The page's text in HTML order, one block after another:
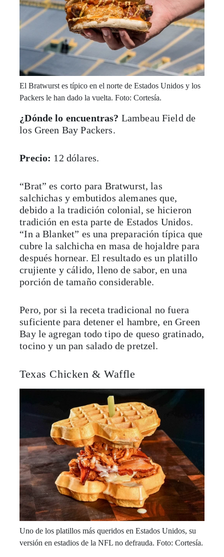
El Bratwurst es típico en el norte de Estados Unidos y los
Packers le han dado la vuelta. Foto: Cortesía.
¿Dónde lo encuentras? Lambeau Field de
los Green Bay Packers.
Precio: 12 dólares.
“Brat” es corto para Bratwurst, las
salchichas y embutidos alemanes que,
debido a la tradición colonial, se hicieron
tradición en esta parte de Estados Unidos.
“In a Blanket” es una preparación típica que
cubre la salchicha en masa de hojaldre para
después hornear. El resultado es un platillo
crujiente y cálido, lleno de sabor, en una
porción de tamaño considerable.
Pero, por si la receta tradicional no fuera
suficiente para detener el hambre, en Green
Bay le agregan todo tipo de queso gratinado,
tocino y un pan salado de pretzel.
Texas Chicken & Waffle
Uno de los platillos más queridos en Estados Unidos, su
versión en estadios de la NFL no defrauda. Foto: Cortesía.